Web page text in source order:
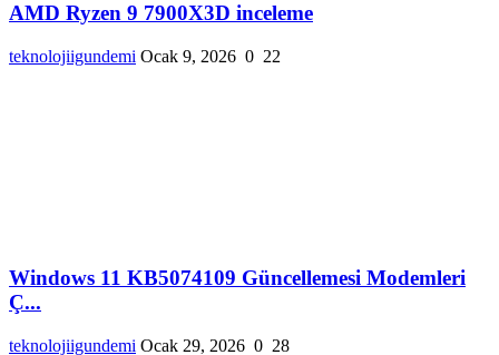
AMD Ryzen 9 7900X3D inceleme
teknolojiigundemi Ocak 9, 2026 0 22
Windows 11 KB5074109 Güncellemesi Modemleri
Ç...
teknolojiigundemi Ocak 29, 2026 0 28